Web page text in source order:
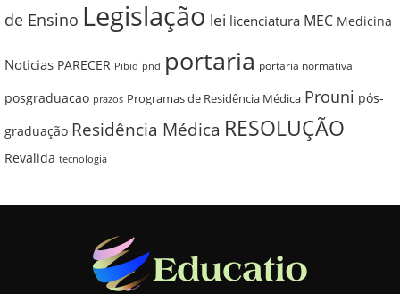
de Ensino Legislação lei licenciatura MEC Medicina
Noticias PARECER Pibid pnd portaria portaria normativa
posgraduacao prazos Programas de Residência Médica Prouni pós-
graduação Residência Médica RESOLUÇÃO
Revalida tecnologia